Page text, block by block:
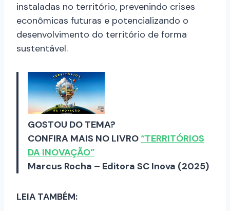
instaladas no território, prevenindo crises
econômicas futuras e potencializando o
desenvolvimento do território de forma
sustentável.
GOSTOU DO TEMA?
CONFIRA MAIS NO LIVRO“TERRITÓRIOS
DA INOVAÇÃO”
Marcus Rocha – Editora SC Inova (2025)
LEIA TAMBÉM: